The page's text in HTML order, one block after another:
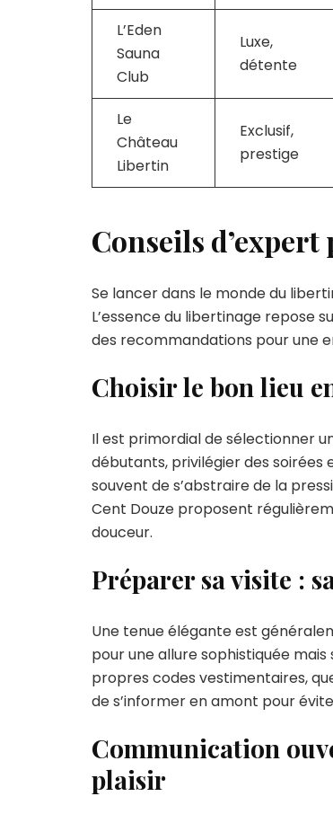
L’Eden
Sauna
Club
Luxe,
détente
Le
Château
Libertin
Exclusif,
prestige
Conseils
Se lancer dans le monde du
L’essence du libertinage repose
des recommandations pour une
Choisir le bon lieu
Il est primordial de sélectionner
débutants, privilégier des soirées
souvent de s’abstraire de la
Cent Douze proposent
douceur.
Préparer sa visite :
Une tenue élégante est
pour une allure sophistiquée
propres codes vestimentaires,
de s’informer en amont pour
Communication
plaisir